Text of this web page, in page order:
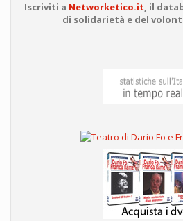
Iscriviti a Networketico.it, il
di solidarietà e del